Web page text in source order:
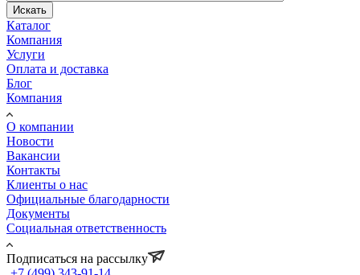
Искать
Каталог
Компания
Услуги
Оплата и доставка
Блог
Компания
О компании
Новости
Вакансии
Контакты
Клиенты о нас
Официальные благодарности
Документы
Социальная ответственность
Подписаться на рассылку